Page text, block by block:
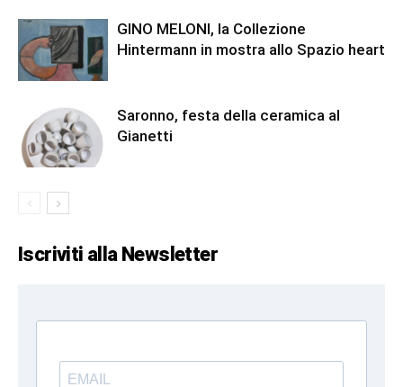
GINO MELONI, la Collezione
Hintermann in mostra allo Spazio heart
Saronno, festa della ceramica al
Gianetti
Iscriviti alla Newsletter